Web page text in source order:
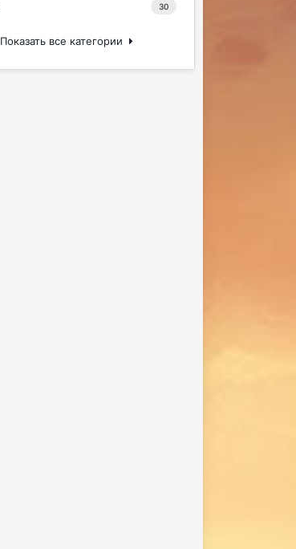
30
Показать все категории